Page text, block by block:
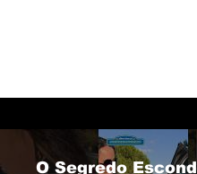
O Segredo